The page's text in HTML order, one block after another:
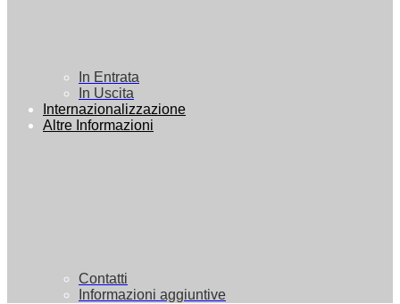
In Entrata
In Uscita
Internazionalizzazione
Altre Informazioni
Contatti
Informazioni aggiuntive